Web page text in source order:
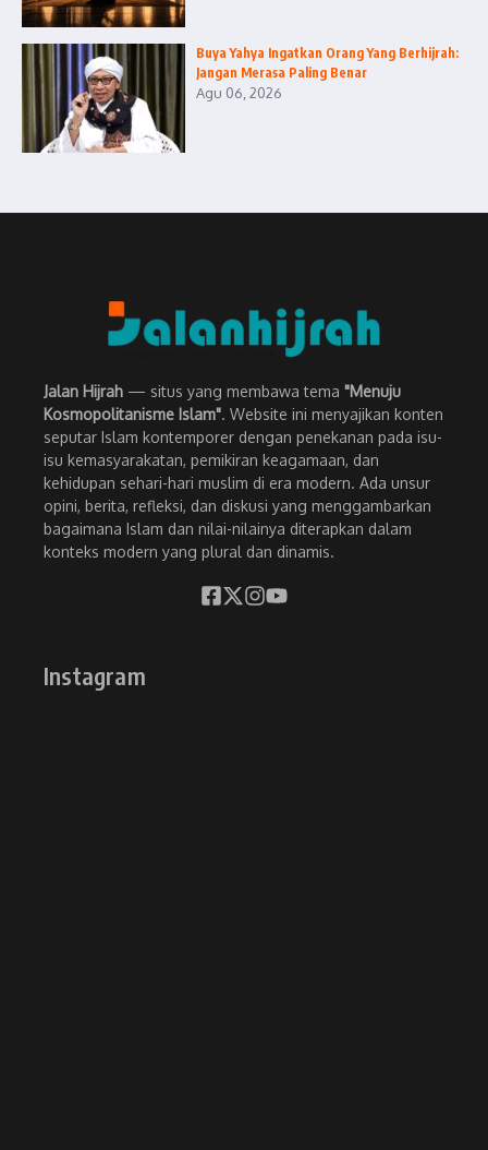
Buya Yahya Ingatkan Orang Yang Berhijrah:
Jangan Merasa Paling Benar
Agu 06, 2026
Jalan Hijrah — situs yang membawa tema "Menuju
Kosmopolitanisme Islam". Website ini menyajikan konten
seputar Islam kontemporer dengan penekanan pada isu-
isu kemasyarakatan, pemikiran keagamaan, dan
kehidupan sehari-hari muslim di era modern. Ada unsur
opini, berita, refleksi, dan diskusi yang menggambarkan
bagaimana Islam dan nilai-nilainya diterapkan dalam
konteks modern yang plural dan dinamis.
Instagram